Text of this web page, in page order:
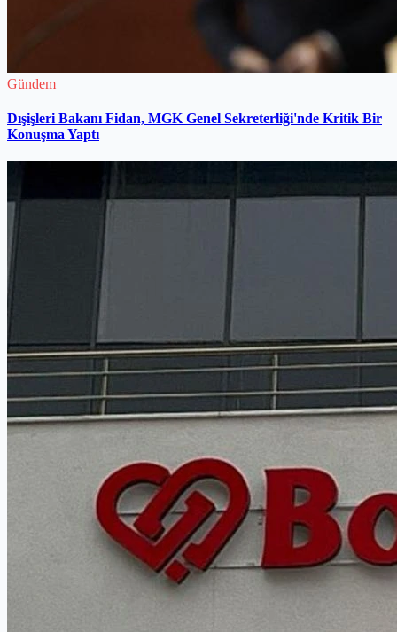
Gündem
Dışişleri Bakanı Fidan, MGK Genel Sekreterliği'nde Kritik Bir
Konuşma Yaptı